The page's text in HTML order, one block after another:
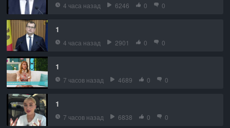
4 часа назад 6246 0 0
1
4 часа назад 2901 0 0
1
7 часов назад 4689 0 0
1
7 часов назад 6838 0 0